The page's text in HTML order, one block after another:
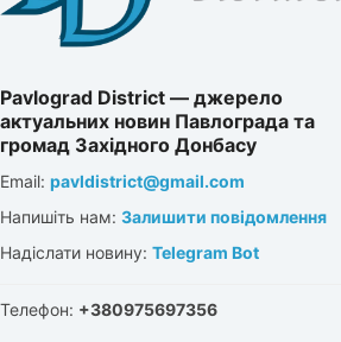
Pavlograd District — джерело
актуальних новин Павлограда та
громад Західного Донбасу
Email: pavldistrict@gmail.com
Напишіть нам: Залишити повідомлення
Надіслати новину: Telegram Bot
Телефон: +380975697356